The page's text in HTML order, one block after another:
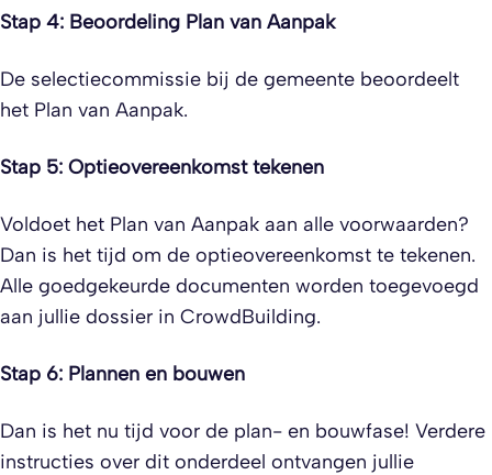
Stap 4: Beoordeling Plan van Aanpak
De selectiecommissie bij de gemeente beoordeelt
het Plan van Aanpak.
Stap 5: Optieovereenkomst tekenen
Voldoet het Plan van Aanpak aan alle voorwaarden?
Dan is het tijd om de optieovereenkomst te tekenen.
Alle goedgekeurde documenten worden toegevoegd
aan jullie dossier in CrowdBuilding.
Stap 6: Plannen en bouwen
Dan is het nu tijd voor de plan- en bouwfase! Verdere
instructies over dit onderdeel ontvangen jullie